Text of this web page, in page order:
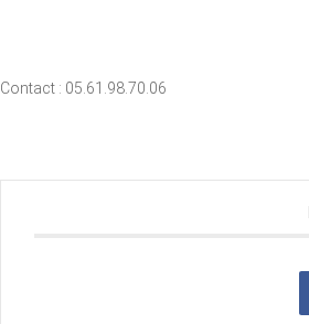
Contact : 05.61.98.70.06